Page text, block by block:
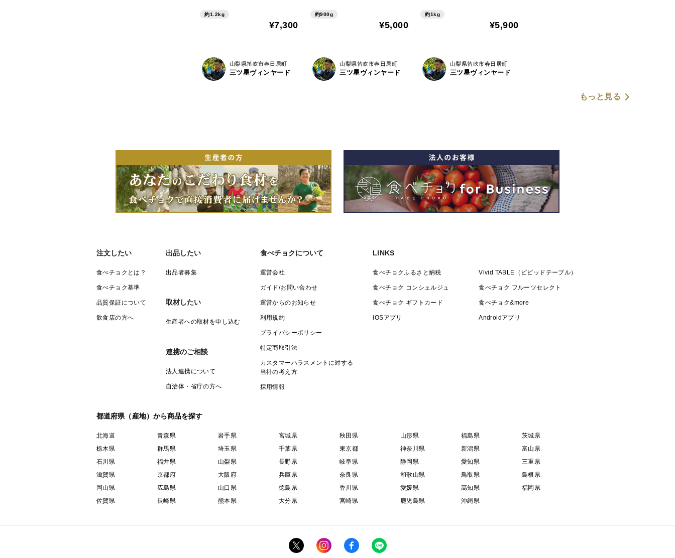
約1.2kg
¥7,300
山梨県笛吹市春日居町
三ツ星ヴィンヤード
約900g
¥5,000
山梨県笛吹市春日居町
三ツ星ヴィンヤード
約1kg
¥5,900
山梨県笛吹市春日居町
三ツ星ヴィンヤード
もっと見る
注文したい
食べチョクとは？
食べチョク基準
品質保証について
飲食店の方へ
出品したい
出品者募集
取材したい
生産者への取材を申し込む
連携のご相談
法人連携について
自治体・省庁の方へ
食べチョクについて
運営会社
ガイド/お問い合わせ
運営からのお知らせ
利用規約
プライバシーポリシー
特定商取引法
カスタマーハラスメントに対する
当社の考え方
採用情報
LINKS
食べチョクふるさと納税 Vivid TABLE（ビビッドテーブル）
食べチョク コンシェルジュ 食べチョク フルーツセレクト
食べチョク ギフトカード 食べチョク&more
iOSアプリ Androidアプリ
都道府県（産地）から商品を探す
北海道 青森県 岩手県 宮城県 秋田県 山形県 福島県
茨城県
栃木県
群馬県 埼玉県 千葉県 東京都 神奈川県 新潟県
富山県
石川県
福井県 山梨県 長野県 岐阜県 静岡県 愛知県
三重県
滋賀県
京都府 大阪府 兵庫県 奈良県 和歌山県 鳥取県
島根県
岡山県
広島県 山口県 徳島県 香川県 愛媛県 高知県
福岡県
佐賀県
長崎県 熊本県 大分県 宮崎県 鹿児島県 沖縄県